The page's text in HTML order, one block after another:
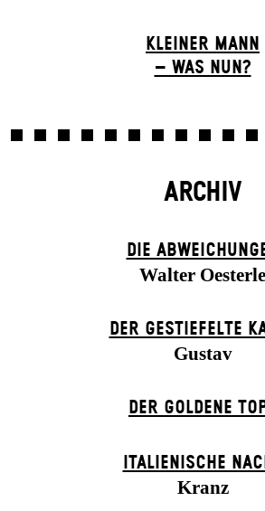
KLEINER MANN
– WAS NUN?
ARCHIV
DIE
Walter Oesterle
DER GESTIEFELTE
Gustav
DER GOLDENE
ITALIENISCHE
Kranz